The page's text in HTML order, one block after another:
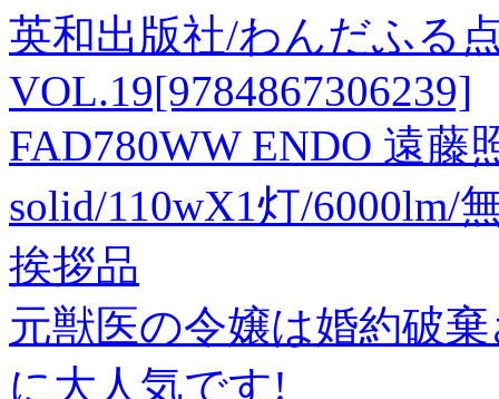
英和出版社/わんだふる
VOL.19[9784867306239]
FAD780WW ENDO 遠藤
solid/110wX1灯/6000lm/
挨拶品
元獣医の令嬢は婚約破
に大人気です!